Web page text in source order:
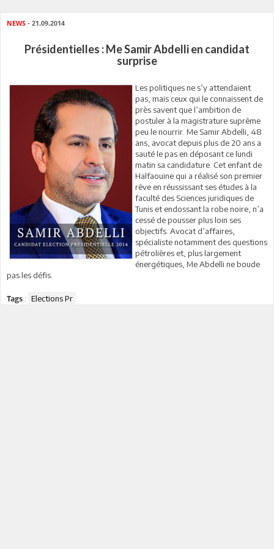
NEWS - 21.09.2014
Présidentielles : Me Samir Abdelli en candidat
surprise
Les politiques ne s’y attendaient
pas, mais ceux qui le connaissent de
près savent que l’ambition de
postuler à la magistrature suprême
peu le nourrir. Me Samir Abdelli, 48
ans, avocat depuis plus de 20 ans a
sauté le pas en déposant ce lundi
matin sa candidature. Cet enfant de
Halfaouine qui a réalisé son premier
rêve en réussissant ses études à la
faculté des Sciences juridiques de
Tunis et endossant la robe noire, n’a
cessé de pousser plus loin ses
objectifs. Avocat d’affaires,
spécialiste notamment des questions
pétrolières et, plus largement
énergétiques, Me Abdelli ne boude
pas les défis.
Tags : Elections Pr